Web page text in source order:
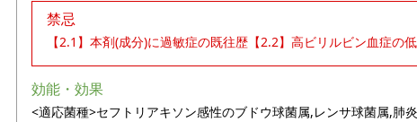
禁忌
【2.1】本剤(成分)に過敏症の既往歴【2.2】高ビリルビン血症の
効能・効果
<適応菌種>セフトリアキソン感性のブドウ球菌属,レンサ球菌属,肺